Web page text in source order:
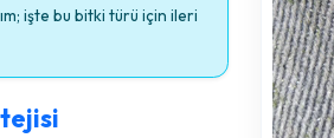
durmayalım; işte bu bitki türü için ileri